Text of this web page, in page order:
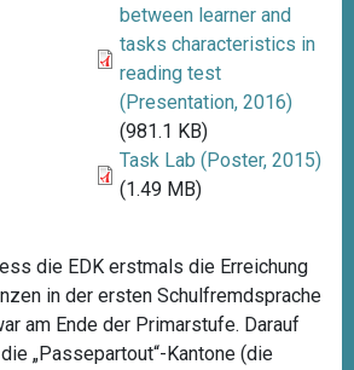
between learner and
tasks characteristics in
reading test
(Presentation, 2016)
(981.1 KB)
Task Lab (Poster, 2015)
(1.49 MB)
die EDK erstmals die Erreichung
in der ersten Schulfremdsprache
am Ende der Primarstufe. Darauf
„Passepartout“-Kantone (die